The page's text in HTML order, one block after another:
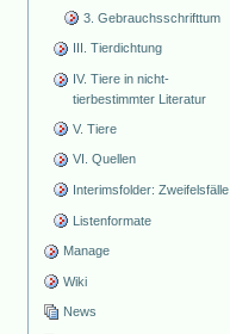
3. Gebrauchsschrifttum
III. Tierdichtung
IV. Tiere in nicht-
tierbestimmter Literatur
V. Tiere
VI. Quellen
Interimsfolder: Zweifelsfälle
Listenformate
Manage
Wiki
News